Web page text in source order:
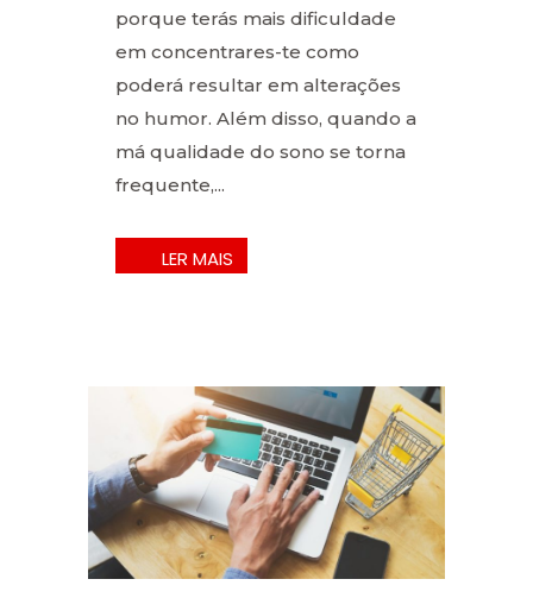
porque terás mais dificuldade
em concentrares-te como
poderá resultar em alterações
no humor. Além disso, quando a
má qualidade do sono se torna
frequente,...